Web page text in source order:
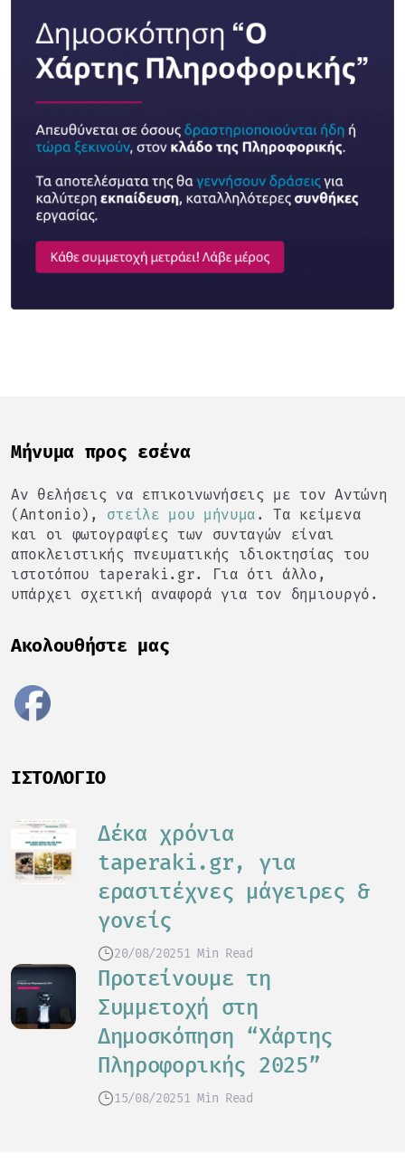
Mήνυμα προς εσένα
Αν θελήσεις να επικοινωνήσεις με τον Αντώνη
(Antonio), στείλε μου μήνυμα . Τα κείμενα
και οι φωτογραφίες των συνταγών είναι
αποκλειστικής πνευματικής ιδιοκτησίας του
ιστοτόπου taperaki.gr. Για ότι άλλο,
υπάρχει σχετική αναφορά για τον δημιουργό.
Ακολουθήστε μας
ΙΣΤΟΛΌΓΙΟ
Δέκα χρόνια
taperaki.gr, για
ερασιτέχνες μάγειρες &
γονείς
20/08/20251 Min Read
Προτείνουμε τη
Συμμετοχή στη
Δημοσκόπηση “Χάρτης
Πληροφορικής 2025”
15/08/20251 Min Read